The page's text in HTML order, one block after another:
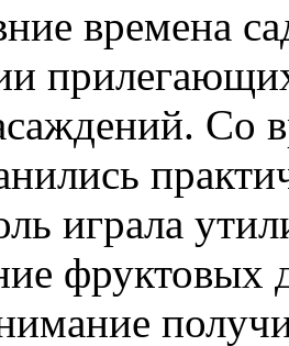
времена
Со
играла
фруктовых